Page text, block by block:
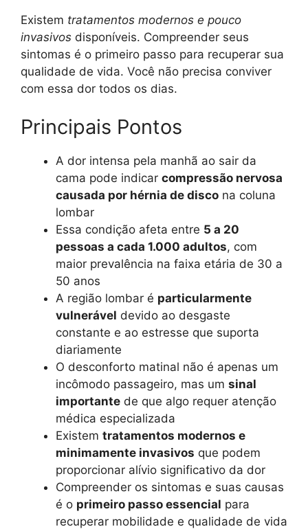
Existem tratamentos modernos e pouco
invasivos disponíveis. Compreender seus
sintomas é o primeiro passo para recuperar sua
qualidade de vida. Você não precisa conviver
com essa dor todos os dias.
Principais Pontos
A dor intensa pela manhã ao sair da
cama pode indicar compressão nervosa
causada por hérnia de disco na coluna
lombar
Essa condição afeta entre 5 a 20
pessoas a cada 1.000 adultos, com
maior prevalência na faixa etária de 30 a
50 anos
A região lombar é particularmente
vulnerável devido ao desgaste
constante e ao estresse que suporta
diariamente
O desconforto matinal não é apenas um
incômodo passageiro, mas um sinal
importante de que algo requer atenção
médica especializada
Existem tratamentos modernos e
minimamente invasivos que podem
proporcionar alívio significativo da dor
Compreender os sintomas e suas causas
é o primeiro passo essencial para
recuperar mobilidade e qualidade de vida